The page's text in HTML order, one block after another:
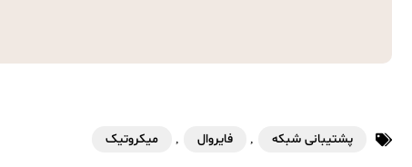
پشتیبانی شبکه , فایروال , میکروتیک